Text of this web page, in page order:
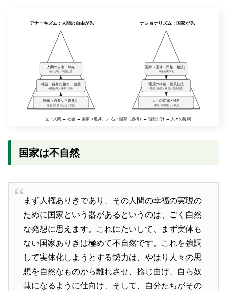
国家は不自然
まず人権ありきであり、その人間の幸福の実現の
ために国家という器があるというのは、ごく自然
な発想に思えます。これにたいして、まず実体も
ない国家ありきは極めて不自然です。これを強調
して実体化しようとする勢力は、やはり人々の思
想を自然なものから離れさせ、捻じ曲げ、自ら奴
隷になるように仕向け、そして、自分たちがその